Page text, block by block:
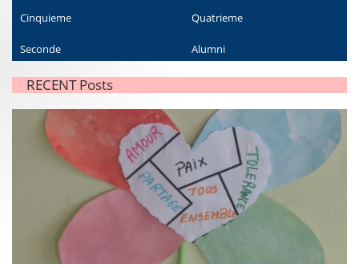
Cinquieme Quatrieme
Seconde Alumni
RECENT Posts